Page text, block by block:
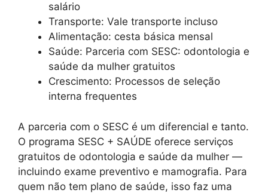
salário
Transporte: Vale transporte incluso
Alimentação: cesta básica mensal
Saúde: Parceria com SESC: odontologia e
saúde da mulher gratuitos
Crescimento: Processos de seleção
interna frequentes
A parceria com o SESC é um diferencial e tanto.
O programa SESC + SAÚDE oferece serviços
gratuitos de odontologia e saúde da mulher —
incluindo exame preventivo e mamografia. Para
quem não tem plano de saúde, isso faz uma